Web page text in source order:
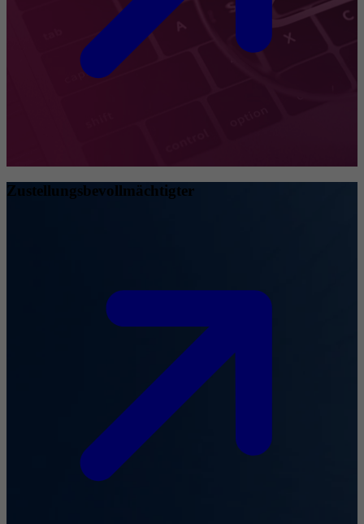
Zustellungsbevollmächtigter